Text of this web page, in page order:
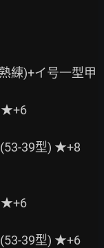
練)+イ号一型甲
★+6
39型) ★+8
★+6
39型) ★+6